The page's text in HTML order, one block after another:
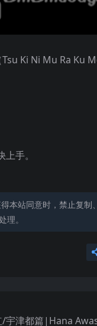
Ki Ni Mu Ra Ku
手。
本站同意时，禁止复制
。
/宇津都篇|Hana